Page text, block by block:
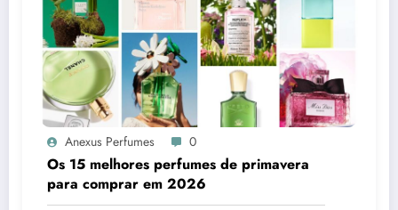
Anexus Perfumes 0
Os 15 melhores perfumes de primavera
para comprar em 2026